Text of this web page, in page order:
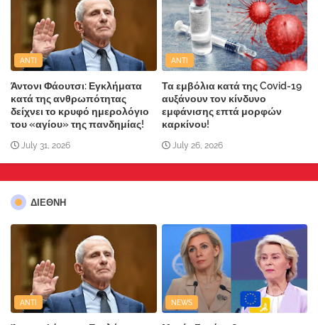
ANTI
Άντονι Φάουτσι: Εγκλήματα
κατά της ανθρωπότητας
δείχνει το κρυφό ημερολόγιο
του «αγίου» της πανδημίας!
July 31, 2026
ANTI
Τα εμβόλια κατά της Covid-19
αυξάνουν τον κίνδυνο
εμφάνισης επτά μορφών
καρκίνου!
July 26, 2026
ΔΙΕΘΝΗ
ANTI NEWS